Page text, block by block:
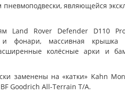
пневмоподвески, являющейся
Land Rover Defender D110
фонари, массивная крышка
колёсные арки и
заменены на «катки» Kahn
Goodrich All-Terrain T/A.